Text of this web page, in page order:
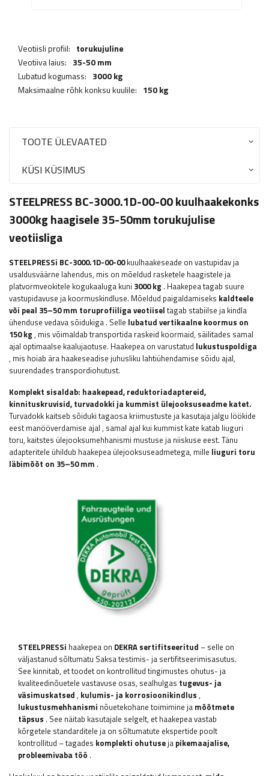
Veotiisli profiil: torukujuline
Veotiiva laius: 35-50 mm
Lubatud kogumass: 3000 kg
Maksimaalne rõhk konksu kuulile: 150 kg
TOOTE ÜLEVAATED
KÜSI KÜSIMUS
STEELPRESS BC-3000.1D-00-00 kuulhaakekonks
3000kg haagisele 35-50mm torukujulise
veotiisliga
STEELPRESSi BC-3000.1D-00-00kuulhaakeseade on vastupidav ja
usaldusväärne lahendus, mis on mõeldud rasketele haagistele ja
platvormveokitele kogukaaluga kuni 3000 kg . Haakepea tagab suure
vastupidavuse ja koormuskindluse. Mõeldud paigaldamiseks kaldteele
või peal 35–50 mm toruprofiiliga veotiisel tagab stabiilse ja kindla
ühenduse vedava sõidukiga . Selle lubatud vertikaalne koormus on
150 kg , mis võimaldab transportida raskeid koormaid, säilitades samal
ajal optimaalse kaalujaotuse. Haakepea on varustatud lukustuspoldiga
, mis hoiab ära haakeseadise juhusliku lahtiühendamise sõidu ajal,
suurendades transpordiohutust.
Komplekt sisaldab: haakepead, reduktoriadaptereid,
kinnituskruvisid, turvadokki ja kummist ülejooksuseadme katet.
Turvadokk kaitseb sõiduki tagaosa kriimustuste ja kasutaja jalgu löökide
eest manööverdamise ajal , samal ajal kui kummist kate katab liuguri
toru, kaitstes ülejooksumehhanismi mustuse ja niiskuse eest. Tänu
adapteritele ühildub haakepea ülejooksuseadmetega, mille liuguri toru
läbimõõt on 35–50 mm .
STEELPRESSi haakepea on DEKRA sertifitseeritud – selle on
väljastanud sõltumatu Saksa testimis- ja sertifitseerimisasutus.
See kinnitab, et toodet on kontrollitud tingimustes ohutus- ja
kvaliteedinõuetele vastavuse osas, sealhulgas tugevus- ja
väsimuskatsed , kulumis- ja korrosioonikindlus ,
lukustusmehhanismi nõuetekohane toimimine ja mõõtmete
täpsus . See näitab kasutajale selgelt, et haakepea vastab
kõrgetele standarditele ja on sõltumatute ekspertide poolt
kontrollitud – tagades komplekti ohutuseja pikemaajalise,
probleemivaba töö .